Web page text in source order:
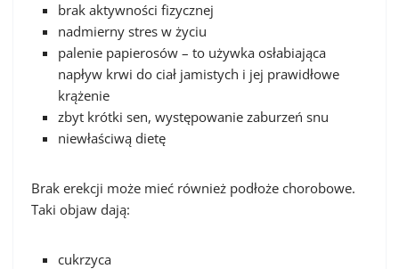
brak aktywności fizycznej
nadmierny stres w życiu
palenie papierosów – to używka osłabiająca
napływ krwi do ciał jamistych i jej prawidłowe
krążenie
zbyt krótki sen, występowanie zaburzeń snu
niewłaściwą dietę
Brak erekcji może mieć również podłoże chorobowe.
Taki objaw dają:
cukrzyca